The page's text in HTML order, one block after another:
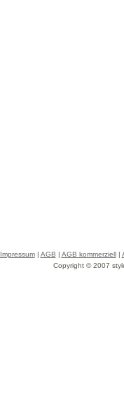
Impressum| AGB | AGB kommerziell|
Copyright © 2007